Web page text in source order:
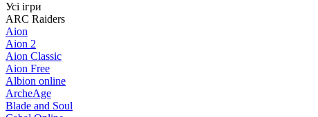
Усі ігри
ARC Raiders
Aion
Aion 2
Aion Classic
Aion Free
Albion online
ArcheAge
Blade and Soul